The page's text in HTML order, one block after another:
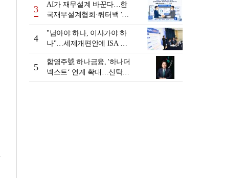
3
AI가 재무설계 바꾼다…한
국재무설계협회·쿼터백 '베
4
"남아야 하나, 이사가야 하
나"…세제개편안에 ISA 투
5
함영주號 하나금융, '하나더
넥스트‘ 연계 확대…신탁수
수료 2배 증가 효과 [금융 시